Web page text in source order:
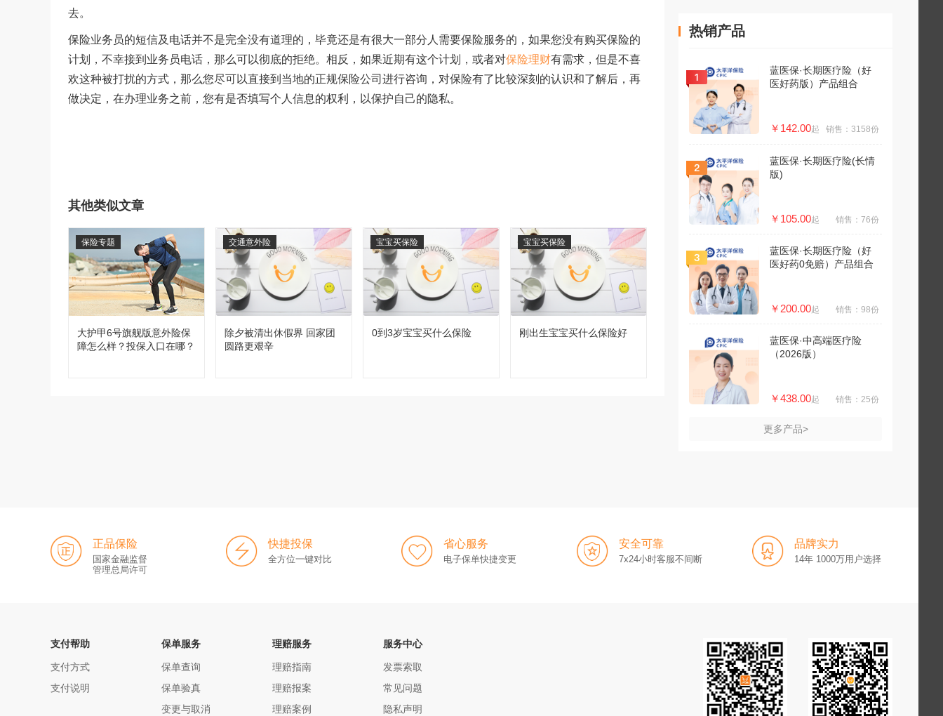
去。
保险业务员的短信及电话并不是完全没有道理的，毕竟还是有很大一部分人需要保险服务的，如果您没有购买保险的
计划，不幸接到业务员电话，那么可以彻底的拒绝。相反，如果近期有这个计划，或者对保险理财有需求，但是不喜
欢这种被打扰的方式，那么您尽可以直接到当地的正规保险公司进行咨询，对保险有了比较深刻的认识和了解后，再
做决定，在办理业务之前，您有是否填写个人信息的权利，以保护自己的隐私。
其他类似文章
大护甲6号旗舰版意外险保
障怎么样？投保入口在哪？
保险专题
除夕被清出休假界 回家团
圆路更艰辛
交通意外险
0到3岁宝宝买什么保险
宝宝买保险
刚出生宝宝买什么保险好
宝宝买保险
热销产品
蓝医保·长期医疗险（好
医好药版）产品组合
￥142.00起 销售：3158份
蓝医保·长期医疗险(长情
版)
￥105.00起 销售：76份
蓝医保·长期医疗险（好
医好药0免赔）产品组合
￥200.00起 销售：98份
蓝医保·中高端医疗险
（2026版）
￥438.00起 销售：25份
更多产品>
正品保险
国家金融监督
管理总局许可
快捷投保
全方位一键对比
省心服务
电子保单快捷变更
安全可靠
7x24小时客服不间断
品牌实力
14年 1000万用户选择
支付帮助
支付方式
支付说明
保单服务
保单查询
保单验真
变更与取消
理赔服务
理赔指南
理赔报案
理赔案例
服务中心
发票索取
常见问题
隐私声明